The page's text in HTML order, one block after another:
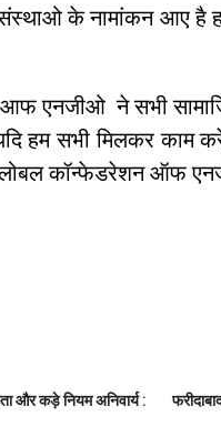
के नामांकन आए है
एनजीओ ने सभी
हम सभी मिलकर काम
कॉन्फेडरेशन ऑफ
और कड़े नियम अनिवार्य :